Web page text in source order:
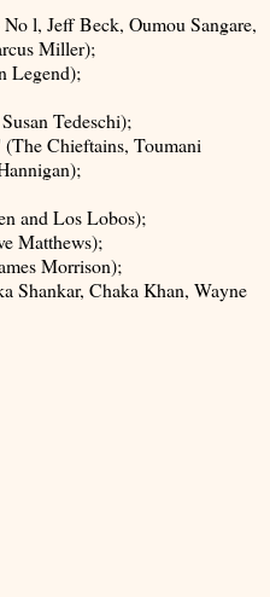
l, Jeff Beck, Oumou Sangare,
Miller);
Legend);
Tedeschi);
Chieftains, Toumani
and Los Lobos);
Matthews);
Morrison);
Shankar, Chaka Khan, Wayne